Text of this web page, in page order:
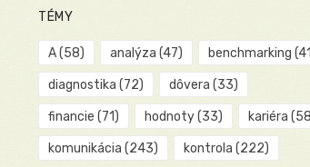
TÉMY
A(58) analýza (47) benchmarking
diagnostika (72) dôvera (33)
financie (71) hodnoty(33) kariéra
komunikácia (243) kontrola (222)